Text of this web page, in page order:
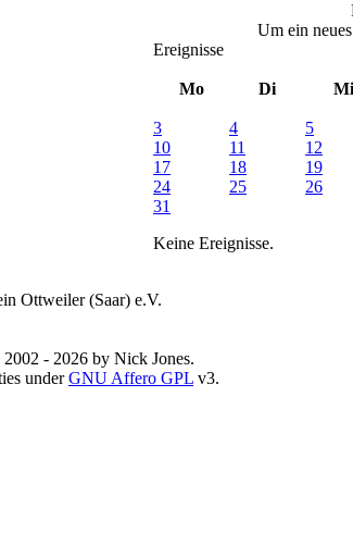
Um ein
Ereignisse
Mo
Di Mi
3
4 5
10
11 12
17
18 19
24
25 26
31
Keine Ereignisse.
Ottweiler (Saar) e.V.
- 2026 by Nick Jones.
underGNU Affero GPL v3.